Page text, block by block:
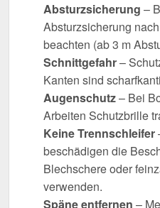
Absturzsicherung –
Absturzsicherung
beachten (ab 3 m
Schnittgefahr–
Kanten sind
Augenschutz– Bei
Arbeiten Schutzbrille
Keine Trennschleifer
beschädigen die
Blechschere oder
verwenden.
Späne entfernen –